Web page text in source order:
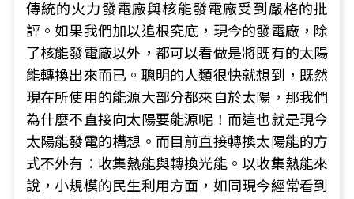
傳統的火力發電廠與核能發電廠受到嚴格的批
評。如果我們加以追根究底，現今的發電廠，除
了核能發電廠以外，都可以看做是將既有的太陽
能轉換出來而已。聰明的人類很快就想到，既然
現在所使用的能源大部分都來自於太陽，那我們
為什麼不直接向太陽要能源呢！而這也就是現今
太陽能發電的構想。而目前直接轉換太陽能的方
式不外有：收集熱能與轉換光能。以收集熱能來
說，小規模的民生利用方面，如同現今經常看到